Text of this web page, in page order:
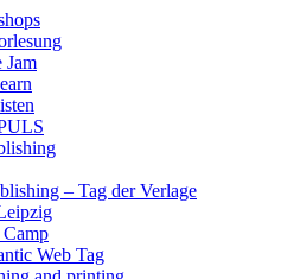
Jam
– Tag der Verlage
Web Tag